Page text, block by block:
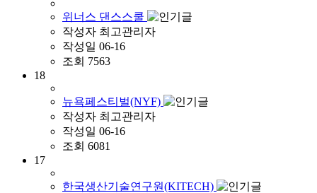
위너스 댄스스쿨
작성자 최고관리자
작성일 06-16
조회 7563
18
뉴욕페스티벌(NYF)
작성자 최고관리자
작성일 06-16
조회 6081
17
한국생산기술연구원(KITECH)